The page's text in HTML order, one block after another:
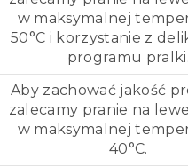
w maksymalnej
50°C i korzystanie z
programu pralki.
Aby zachować jakość
zalecamy pranie na
w maksymalnej
40°C.